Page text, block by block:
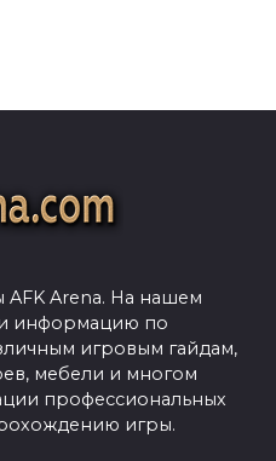
Arena. На нашем
информацию по
игровым гайдам,
мебели и многом
профессиональных
игры.